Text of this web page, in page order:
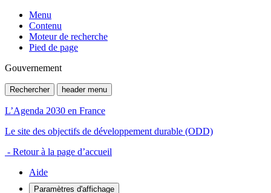
Menu
Contenu
Moteur de recherche
Pied de page
Gouvernement
Rechercher header menu
L’Agenda 2030 en France
Le site des objectifs de développement durable (ODD)
- Retour à la page d’accueil
Aide
Paramètres d'affichage